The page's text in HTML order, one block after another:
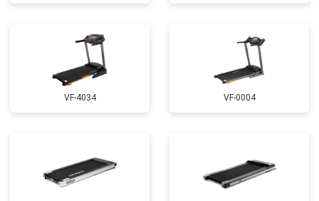
VF-4034 VF-0004